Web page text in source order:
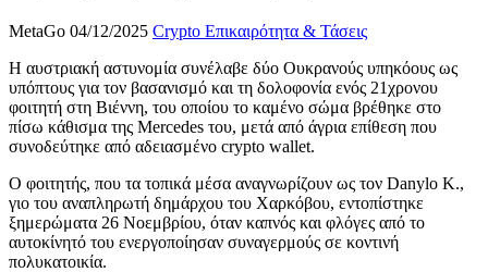
MetaGo 04/12/2025 Crypto Επικαιρότητα & Τάσεις
Η αυστριακή αστυνομία συνέλαβε δύο Ουκρανούς υπηκόους ως
υπόπτους για τον βασανισμό και τη δολοφονία ενός 21χρονου
φοιτητή στη Βιέννη, του οποίου το καμένο σώμα βρέθηκε στο
πίσω κάθισμα της Mercedes του, μετά από άγρια επίθεση που
συνοδεύτηκε από αδειασμένο crypto wallet.
Ο φοιτητής, που τα τοπικά μέσα αναγνωρίζουν ως τον Danylo K.,
γιο του αναπληρωτή δημάρχου του Χαρκόβου, εντοπίστηκε
ξημερώματα 26 Νοεμβρίου, όταν καπνός και φλόγες από το
αυτοκίνητό του ενεργοποίησαν συναγερμούς σε κοντινή
πολυκατοικία.